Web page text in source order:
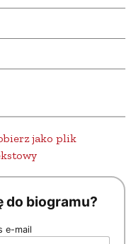
jako plik
do biogramu?
e-mail